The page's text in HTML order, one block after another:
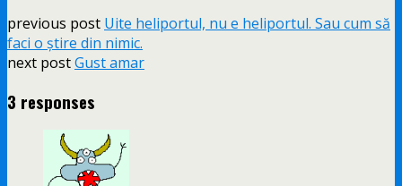
previous post Uite heliportul, nu e heliportul. Sau cum să
faci o știre din nimic.
next postGust amar
3 responses